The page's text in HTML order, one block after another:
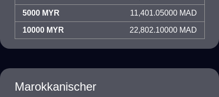
5000 MYR 11,401.05000 MAD
10000 MYR 22,802.10000 MAD
Marokkanischer